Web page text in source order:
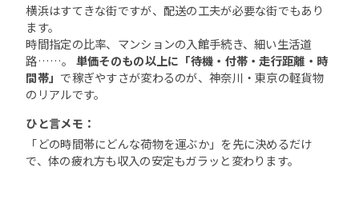
横浜はすてきな街ですが、配送の工夫が必要な街でもあり
ます。
時間指定の比率、マンションの入館手続き、細い生活道
路……。 単価そのもの以上に「待機・付帯・走行距離・時
間帯」 で稼ぎやすさが変わるのが、神奈川・東京の軽貨物
のリアルです。
ひと言メモ：
「どの時間帯にどんな荷物を運ぶか」を先に決めるだけ
で、体の疲れ方も収入の安定もガラッと変わります。